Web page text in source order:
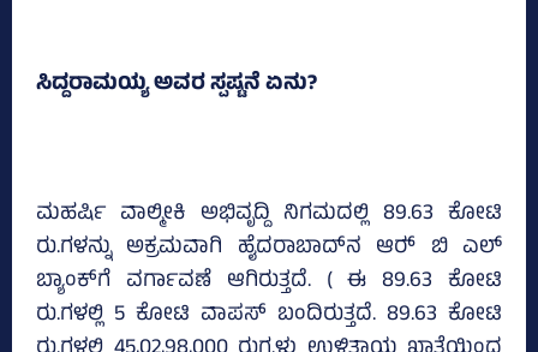
ಸಿದ್ದರಾಮಯ್ಯ ಅವರ ಸ್ಪಷ್ಟನೆ ಏನು?
ಮಹರ್ಷಿ ವಾಲ್ಮೀಕಿ ಅಭಿವೃದ್ದಿ ನಿಗಮದಲ್ಲಿ 89.63 ಕೋಟಿ
ರು.ಗಳನ್ನು ಅಕ್ರಮವಾಗಿ ಹೈದರಾಬಾದ್‌ನ ಆರ್‍‌ ಬಿ ಎಲ್‌
ಬ್ಯಾಂಕ್‌ಗೆ ವರ್ಗಾವಣೆ ಆಗಿರುತ್ತದೆ. ( ಈ 89.63 ಕೋಟಿ
ರು.ಗಳಲ್ಲಿ 5 ಕೋಟಿ ವಾಪಸ್‌ ಬಂದಿರುತ್ತದೆ. 89.63 ಕೋಟಿ